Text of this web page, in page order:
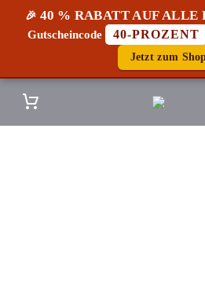
🎉 40 % RABATT AUF ALLE
Gutscheincode
40-PROZENT
Jetzt zum